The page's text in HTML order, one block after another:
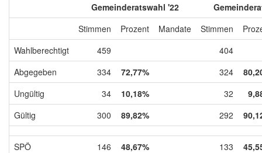
Gemeinderatswahl '22
Stimmen
Prozent Mandate Stimmen
Wahlberechtigt
459
404
Abgegeben
334 72,77% 324
Ungültig
34 10,18% 32
Gültig
300 89,82% 292
SPÖ 146 48,67% 133